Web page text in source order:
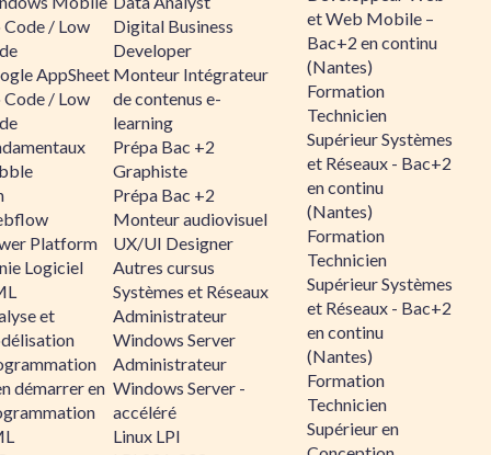
/ Low
AppSheet
/ Low
Platform
Logiciel
et
démarrer en
Digital Business
Developer
Monteur Intégrateur
de contenus e-
learning
Prépa Bac +2
Graphiste
Prépa Bac +2
Monteur audiovisuel
UX/UI Designer
Autres cursus
Systèmes et Réseaux
Administrateur
Windows Server
Administrateur
Windows Server -
accéléré
Linux LPI
et Web Mobile –
Bac+2 en continu
(Nantes)
Formation
Technicien
Supérieur Systèmes
et Réseaux - Bac+2
en continu
(Nantes)
Formation
Technicien
Supérieur Systèmes
et Réseaux - Bac+2
en continu
(Nantes)
Formation
Technicien
Supérieur en